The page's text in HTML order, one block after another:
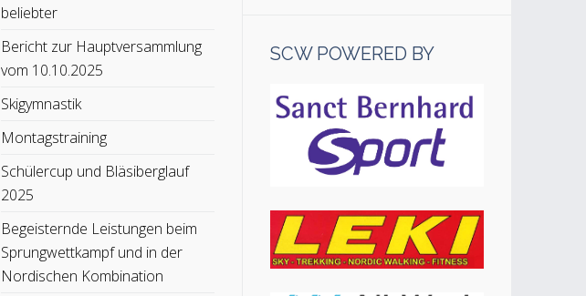
beliebter
Bericht zur Hauptversammlung
vom 10.10.2025
Skigymnastik
Montagstraining
Schülercup und Bläsiberglauf
2025
Begeisternde Leistungen beim
Sprungwettkampf und in der
Nordischen Kombination
SCW POWERED BY